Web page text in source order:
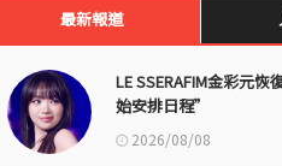
最新報道
LE SSERAFIM金彩元
始安排日程”
2026/08/08